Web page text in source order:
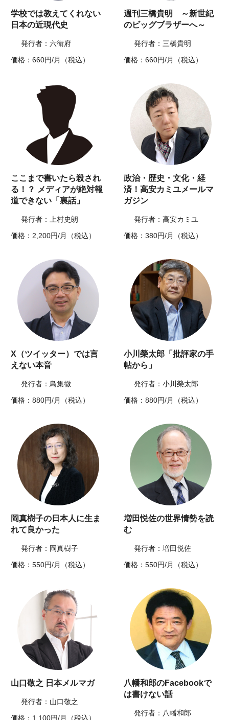
学校では教えてくれない
日本の近現代史
発行者：六衛府
価格：660円/月（税込）
週刊三橋貴明 ～新世紀
のビッグブラザーへ～
発行者：三橋貴明
価格：660円/月（税込）
ここまで書いたら殺され
る！？ メディアが絶対報
道できない「裏話」
発行者：上村史朗
価格：2,200円/月（税込）
政治・歴史・文化・経
済！高安カミユメールマ
ガジン
発行者：高安カミユ
価格：380円/月（税込）
X（ツイッター）では言
えない本音
発行者：鳥集徹
価格：880円/月（税込）
小川榮太郎「批評家の手
帖から」
発行者：小川榮太郎
価格：880円/月（税込）
岡真樹子の日本人に生ま
れて良かった
発行者：岡真樹子
価格：550円/月（税込）
増田悦佐の世界情勢を読
む
発行者：増田悦佐
価格：550円/月（税込）
山口敬之 日本メルマガ
発行者：山口敬之
価格：1,100円/月（税込）
八幡和郎のFacebookで
は書けない話
発行者：八幡和郎